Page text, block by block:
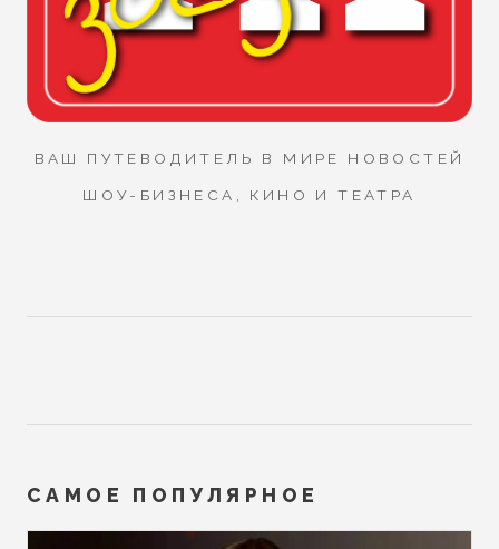
ВАШ ПУТЕВОДИТЕЛЬ В МИРЕ НОВОСТЕЙ
ШОУ-БИЗНЕСА, КИНО И ТЕАТРА
САМОЕ ПОПУЛЯРНОЕ